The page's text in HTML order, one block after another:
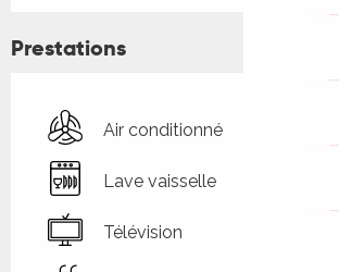
Prestations
Air conditionné
Lave vaisselle
Télévision